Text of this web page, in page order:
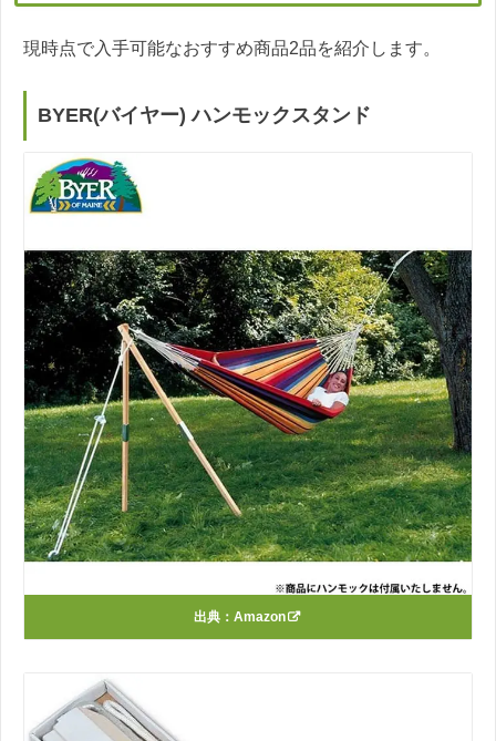
現時点で入手可能なおすすめ商品2品を紹介します。
BYER(バイヤー) ハンモックスタンド
出典： Amazon